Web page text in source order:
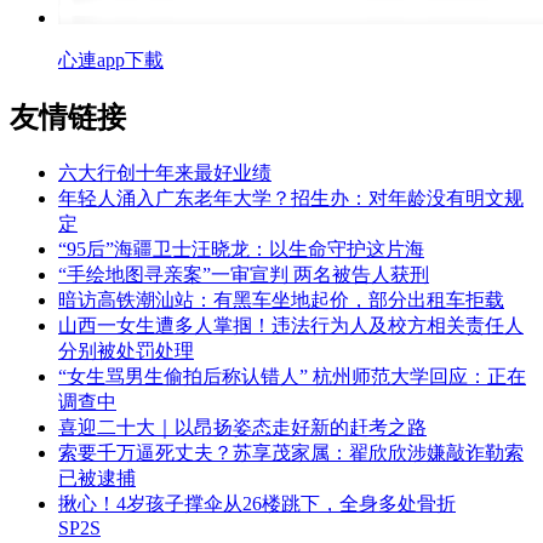
心連app下載
友情链接
六大行创十年来最好业绩
年轻人涌入广东老年大学？招生办：对年龄没有明文规
定
“95后”海疆卫士汪晓龙：以生命守护这片海
“手绘地图寻亲案”一审宣判 两名被告人获刑
暗访高铁潮汕站：有黑车坐地起价，部分出租车拒载
山西一女生遭多人掌掴！违法行为人及校方相关责任人
分别被处罚处理
“女生骂男生偷拍后称认错人” 杭州师范大学回应：正在
调查中
喜迎二十大｜以昂扬姿态走好新的赶考之路
索要千万逼死丈夫？苏享茂家属：翟欣欣涉嫌敲诈勒索
已被逮捕
揪心！4岁孩子撑伞从26楼跳下，全身多处骨折
SP2S